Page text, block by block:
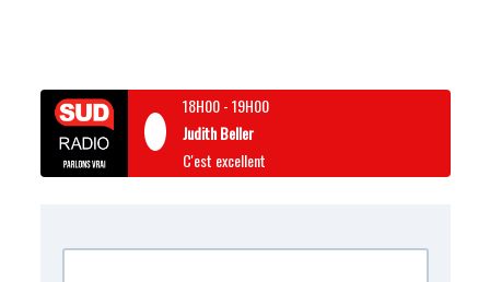
18H00-19H00
Judith Beller
C'est excellent